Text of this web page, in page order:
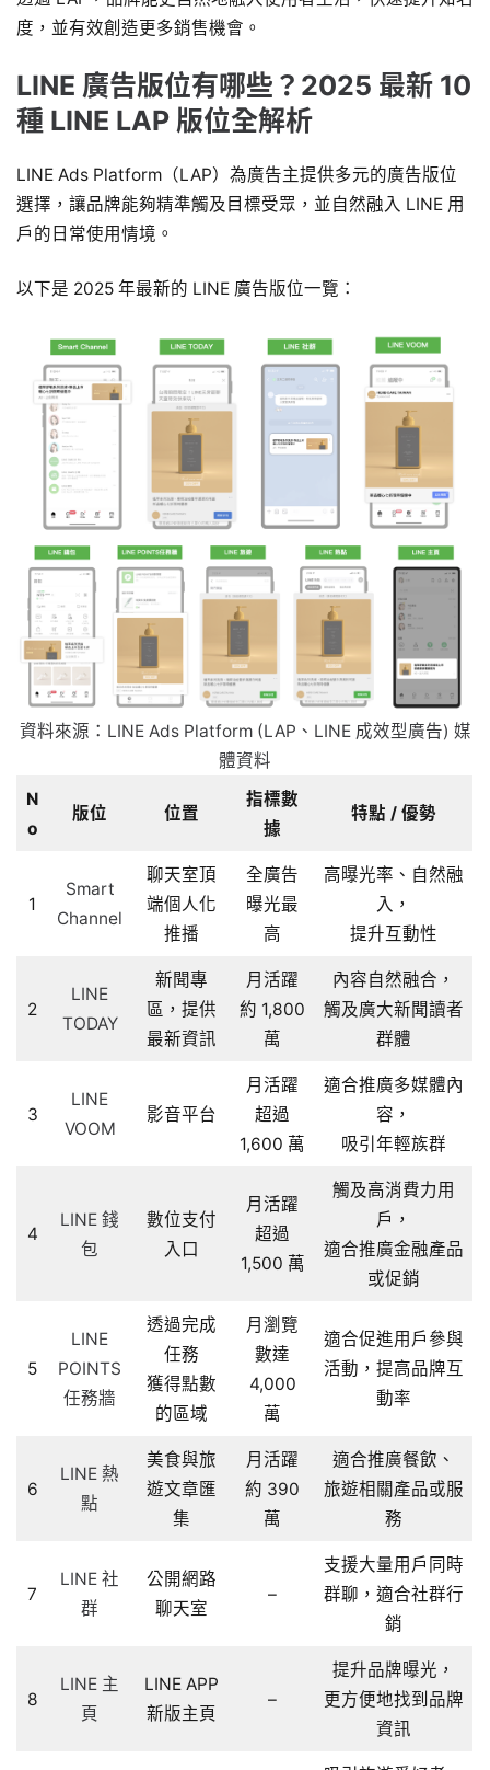
度，並有效創造更多銷售機會。
LINE 廣告版位有哪些？2025 最新 10
種 LINE LAP 版位全解析
LINE Ads Platform（LAP）為廣告主提供多元的廣告版位
選擇，讓品牌能夠精準觸及目標受眾，並自然融入 LINE 用
戶的日常使用情境。
以下是 2025 年最新的 LINE 廣告版位一覽：
資料來源：LINE Ads Platform (LAP、LINE 成效型廣告) 媒
體資料
N
o
版位 位置
指標數
據
特點 / 優勢
1
Smart
Channel
聊天室頂
端個人化
推播
全廣告
曝光最
高
高曝光率、自然融
入，
提升互動性
2
LINE
TODAY
新聞專
區，提供
最新資訊
月活躍
約 1,800
萬
內容自然融合，
觸及廣大新聞讀者
群體
3
LINE
VOOM
影音平台
月活躍
超過
1,600 萬
適合推廣多媒體內
容，
吸引年輕族群
4
LINE 錢
包
數位支付
入口
月活躍
超過
1,500 萬
觸及高消費力用
戶，
適合推廣金融產品
或促銷
5
LINE
POINTS
任務牆
透過完成
任務
獲得點數
的區域
月瀏覽
數達
4,000
萬
適合促進用戶參與
活動，提高品牌互
動率
6
LINE 熱
點
美食與旅
遊文章匯
集
月活躍
約 390
萬
適合推廣餐飲、
旅遊相關產品或服
務
7
LINE 社
群
公開網路
聊天室
–
支援大量用戶同時
群聊，適合社群行
銷
8
LINE 主
頁
LINE APP
新版主頁
–
提升品牌曝光，
更方便地找到品牌
資訊